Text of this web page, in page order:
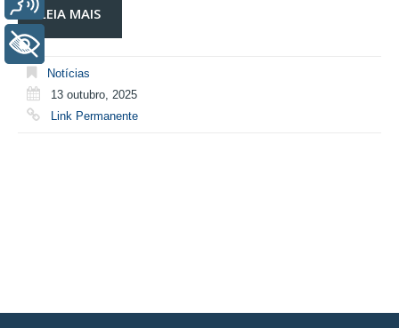
LEIA MAIS
Notícias
13 outubro, 2025
Link Permanente